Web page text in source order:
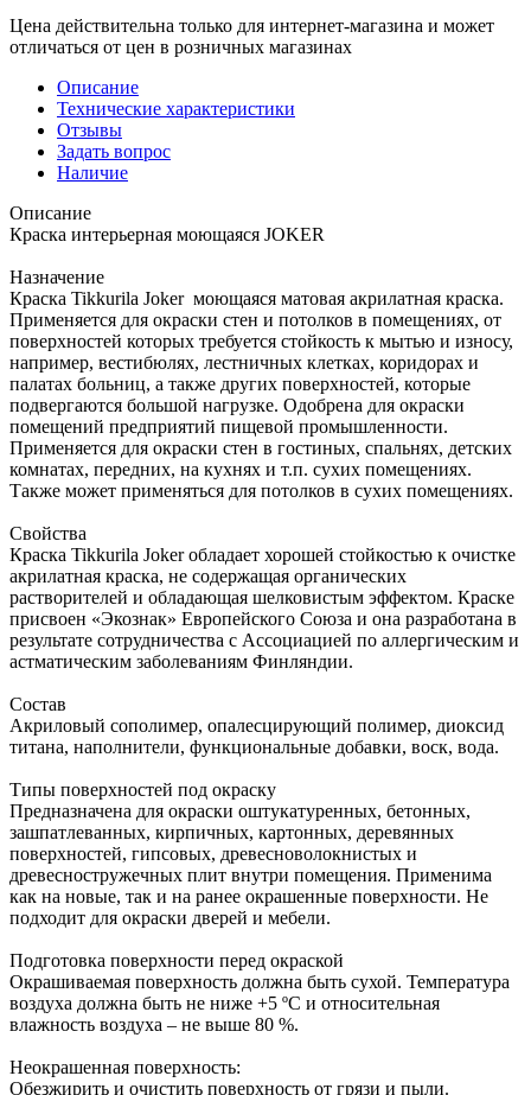
Цена действительна только для интернет-магазина и может
отличаться от цен в розничных магазинах
Описание
Технические характеристики
Отзывы
Задать вопрос
Наличие
Описание
Краска интерьерная моющаяся JOKER
Назначение
Краска Tikkurila Joker моющаяся матовая акрилатная краска.
Применяется для окраски стен и потолков в помещениях, от
поверхностей которых требуется стойкость к мытью и износу,
например, вестибюлях, лестничных клетках, коридорах и
палатах больниц, а также других поверхностей, которые
подвергаются большой нагрузке. Одобрена для окраски
помещений предприятий пищевой промышленности.
Применяется для окраски стен в гостиных, спальнях, детских
комнатах, передних, на кухнях и т.п. сухих помещениях.
Также может применяться для потолков в сухих помещениях.
Свойства
Краска Tikkurila Joker обладает хорошей стойкостью к очистке
акрилатная краска, не содержащая органических
растворителей и обладающая шелковистым эффектом. Краске
присвоен «Экознак» Европейского Союза и она разработана в
результате сотрудничества с Ассоциацией по аллергическим и
астматическим заболеваниям Финляндии.
Состав
Акриловый сополимер, опалесцирующий полимер, диоксид
титана, наполнители, функциональные добавки, воск, вода.
Типы поверхностей под окраску
Предназначена для окраски оштукатуренных, бетонных,
зашпатлеванных, кирпичных, картонных, деревянных
поверхностей, гипсовых, древесноволокнистых и
древесностружечных плит внутри помещения. Применима
как на новые, так и на ранее окрашенные поверхности. Не
подходит для окраски дверей и мебели.
Подготовка поверхности перед окраской
Окрашиваемая поверхность должна быть сухой. Температура
воздуха должна быть не ниже +5 ºС и относительная
влажность воздуха – не выше 80 %.
Неокрашенная поверхность:
Обезжирить и очистить поверхность от грязи и пыли.